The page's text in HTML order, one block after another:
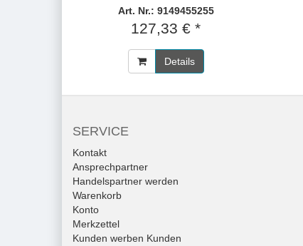
Art. Nr.: 9149455255
127,33 € *
Details
SERVICE
Kontakt
Ansprechpartner
Handelspartner werden
Warenkorb
Konto
Merkzettel
Kunden werben Kunden